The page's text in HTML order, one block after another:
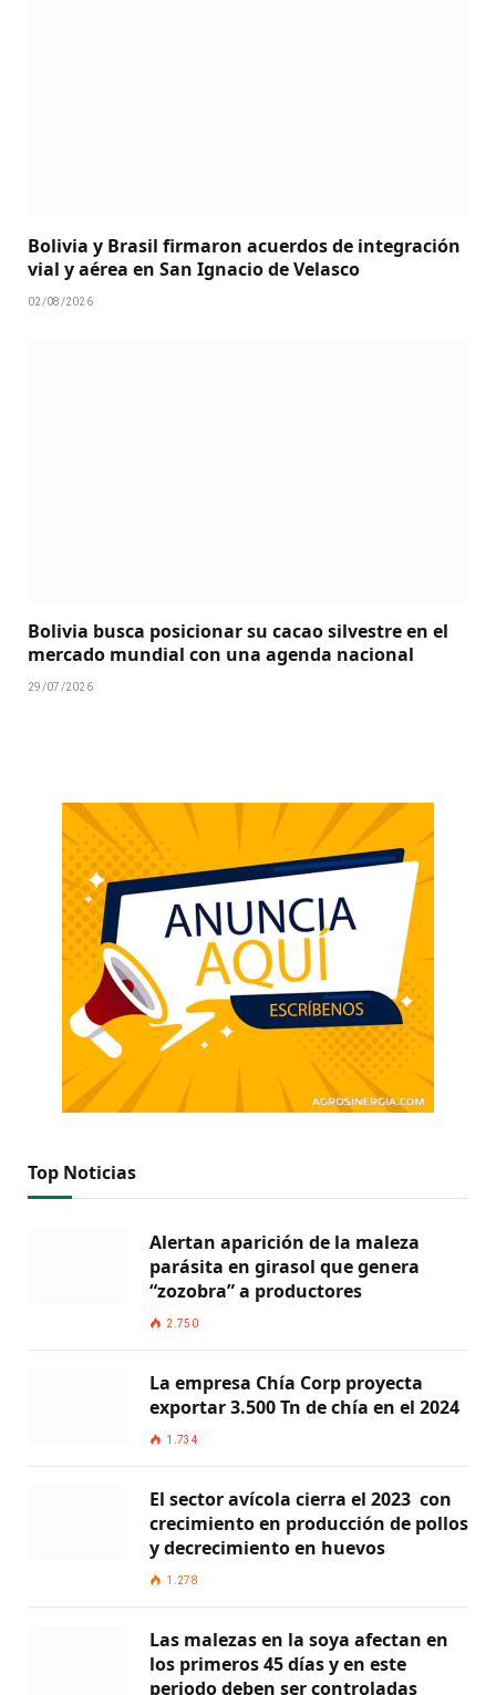
Bolivia y Brasil firmaron acuerdos de integración
vial y aérea en San Ignacio de Velasco
02/08/2026
Bolivia busca posicionar su cacao silvestre en el
mercado mundial con una agenda nacional
29/07/2026
Top Noticias
Alertan aparición de la maleza
parásita en girasol que genera
“zozobra” a productores
2.750
La empresa Chía Corp proyecta
exportar 3.500 Tn de chía en el 2024
1.734
El sector avícola cierra el 2023 con
crecimiento en producción de pollos
y decrecimiento en huevos
1.278
Las malezas en la soya afectan en
los primeros 45 días y en este
periodo deben ser controladas